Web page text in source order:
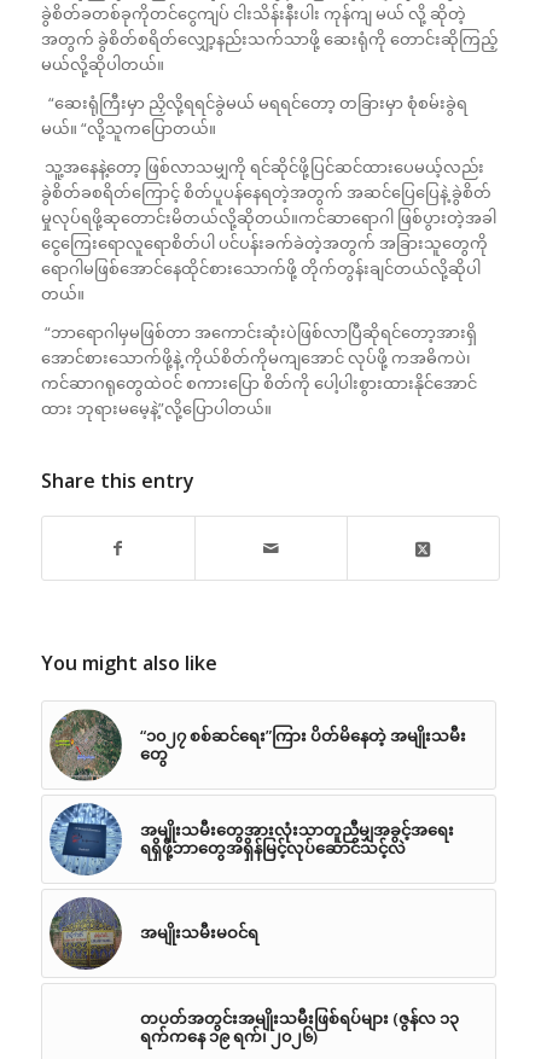
ခွဲစိတ်ခတစ်ခုကိုတင်ငွေကျပ် ငါးသိန်းနီးပါး ကုန်ကျ မယ် လို့ ဆိုတဲ့
အတွက် ခွဲစိတ်စရိတ်လျှော့နည်းသက်သာဖို့ ဆေးရုံကို တောင်းဆိုကြည့်
မယ်လို့ဆိုပါတယ်။
“ဆေးရုံကြီးမှာ ညှိလို့ရရင်ခွဲမယ် မရရင်တော့ တခြားမှာ စုံစမ်းခွဲရ
မယ်။ “လို့သူကပြောတယ်။
သူ့အနေနဲ့တော့ ဖြစ်လာသမျှကို ရင်ဆိုင်ဖို့ပြင်ဆင်ထားပေမယ့်လည်း
ခွဲစိတ်ခစရိတ်ကြောင့် စိတ်ပူပန်နေရတဲ့အတွက် အဆင်ပြေပြေနဲ့ ခွဲစိတ်
မှုလုပ်ရဖို့ဆုတောင်းမိတယ်လို့ဆိုတယ်။ကင်ဆာရောဂါ ဖြစ်ပွားတဲ့အခါ
ငွေကြေးရောလူရောစိတ်ပါ ပင်ပန်းခက်ခဲတဲ့အတွက် အခြားသူတွေကို
ရောဂါမဖြစ်အောင်နေထိုင်စားသောက်ဖို့ တိုက်တွန်းချင်တယ်လို့ဆိုပါ
တယ်။
“ဘာရောဂါမှမဖြစ်တာ အကောင်းဆုံးပဲဖြစ်လာပြီဆိုရင်တော့အားရှိ
အောင်စားသောက်ဖို့နဲ့ ကိုယ်စိတ်ကိုမကျအောင် လုပ်ဖို့ ကအဓိကပဲ၊
ကင်ဆာဂရုတွေထဲဝင် စကားပြော စိတ်ကို ပေါ့ပါးစွားထားနိုင်အောင်
ထား ဘုရားမမေ့နဲ့”လို့ပြောပါတယ်။
Share this entry
You might also like
“၁၀၂၇ စစ်ဆင်ရေး”ကြား ပိတ်မိနေတဲ့ အမျိုးသမီး
တွေ
အမျိုးသမီးတွေအားလုံးသာတူညီမျှအခွင့်အရေး
ရရှိဖို့ဘာတွေအရှိန်မြင့်လုပ်ဆောင်သင့်လဲ
အမျိုးသမီးမဝင်ရ
တပတ်အတွင်းအမျိုးသမီးဖြစ်ရပ်များ (ဇွန်လ ၁၃
ရက်ကနေ ၁၉ ရက်၊ ၂၀၂၆)